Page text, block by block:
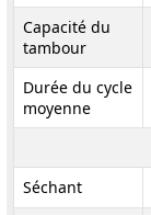
Capacité du
tambour
Durée du cycle
moyenne
Séchant